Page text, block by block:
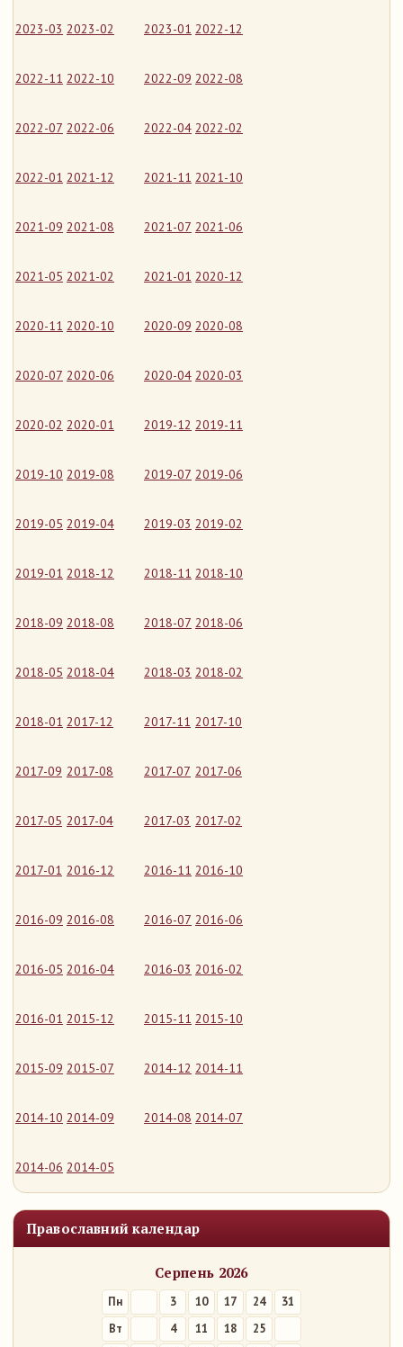
2023-03 2023-02 2023-01 2022-12
2022-11 2022-10 2022-09 2022-08
2022-07 2022-06 2022-04 2022-02
2022-01 2021-12 2021-11 2021-10
2021-09 2021-08 2021-07 2021-06
2021-05 2021-02 2021-01 2020-12
2020-11 2020-10 2020-09 2020-08
2020-07 2020-06 2020-04 2020-03
2020-02 2020-01 2019-12 2019-11
2019-10 2019-08 2019-07 2019-06
2019-05 2019-04 2019-03 2019-02
2019-01 2018-12 2018-11 2018-10
2018-09 2018-08 2018-07 2018-06
2018-05 2018-04 2018-03 2018-02
2018-01 2017-12 2017-11 2017-10
2017-09 2017-08 2017-07 2017-06
2017-05 2017-04 2017-03 2017-02
2017-01 2016-12 2016-11 2016-10
2016-09 2016-08 2016-07 2016-06
2016-05 2016-04 2016-03 2016-02
2016-01 2015-12 2015-11 2015-10
2015-09 2015-07 2014-12 2014-11
2014-10 2014-09 2014-08 2014-07
2014-06 2014-05
Православний календар
Серпень 2026
Пн 3 10 17 24
31
Вт
4 11 18
25